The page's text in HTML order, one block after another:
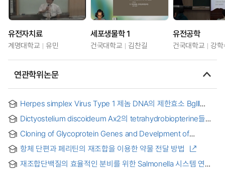
유전자치료
계명대학교 유민
세포생물학 1
건국대학교 김찬길
유전공학
건국대학교 강
연관학위논문
Herpes simplex Virus Type 1 제놈 DNA의 제한효소 Bglll
Restriction Enzyme Bglll Fragments and Glycoprotein H
Gene of Herpes simplex Virus Type 1 Genome DNA
Dictyostelium discoideum Ax2의 tetrahydrobiopterine들의
function of tetrahydropteridines in dictyostelium
discoideum Ax2
Cloning of Glycoprotein Genes and Develpment of
Type 1 : Herpes Simplex Virus Type 1 당단백질 유전자의
클로닝과 DNA
항체 단편과 페리틴의 재조합을 이용한 약물 전달 방법
재조합단백질의 효율적인 분비를 위한 Salmonella 시스템 연구